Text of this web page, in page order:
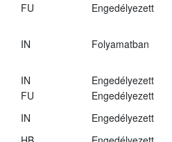
FU
Engedélyezett
IN Folyamatban
IN
Engedélyezett
FU
Engedélyezett
IN
Engedélyezett